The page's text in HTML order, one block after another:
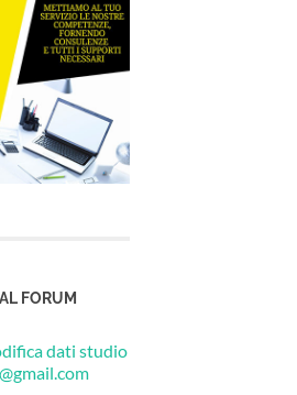
FORUM
dati studio